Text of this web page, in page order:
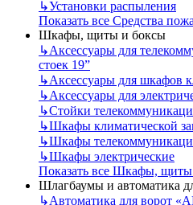
↳Установки распыления
Показать все Средства
Шкафы, щиты и боксы
↳Аксессуары для
стоек 19”
↳Аксессуары для шкафов
↳Аксессуары для
↳Стойки
↳Шкафы климатической
↳Шкафы
↳Шкафы электрические
Показать все Шкафы,
Шлагбаумы и автоматика
↳Автоматика для ворот